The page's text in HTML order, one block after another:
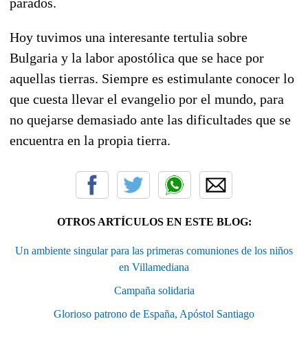
Hoy tuvimos una interesante tertulia sobre
Bulgaria y la labor apostólica que se hace por
aquellas tierras. Siempre es estimulante conocer lo
que cuesta llevar el evangelio por el mundo, para
no quejarse demasiado ante las dificultades que se
encuentra en la propia tierra.
OTROS ARTÍCULOS EN ESTE BLOG:
Un ambiente singular para las primeras comuniones de los niños
en Villamediana
Campaña solidaria
Glorioso patrono de España, Apóstol Santiago